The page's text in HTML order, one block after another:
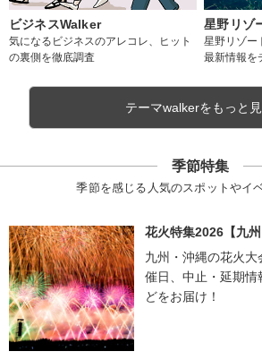
ビジネスWalker
気になるビジネスのアレコレ、ヒット
の裏側を徹底調査
星野リゾ
星野リゾー
最新情報を
テーマwalkerをもっと
季節特集
季節を感じる人気のスポットやイ
花火特集2026【九州
九州・沖縄の花火
催日、中止・延期情
どをお届け！